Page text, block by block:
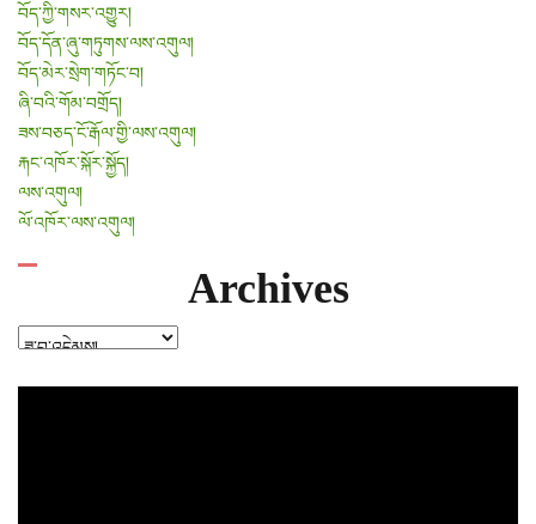
བོད་ཀྱི་གསར་འགྱུར།
བོད་དོན་ཞུ་གཏུགས་ལས་འགུལ།
བོད་མེར་སྲེག་གཏོང་བ།
ཞི་བའི་གོམ་བགྲོད།
ཟས་བཅད་ངོ་རྒོལ་གྱི་ལས་འགུལ།
རྐང་འཁོར་སྐོར་སྐྱོད།
ལས་འགུལ།
ལོ་འཁོར་ལས་འགུལ།
Archives
Archives